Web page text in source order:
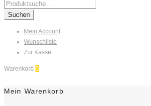
Search
for:
Suchen
Mein Account
Wunschliste
Zur Kasse
Warenkorb 0
Mein Warenkorb